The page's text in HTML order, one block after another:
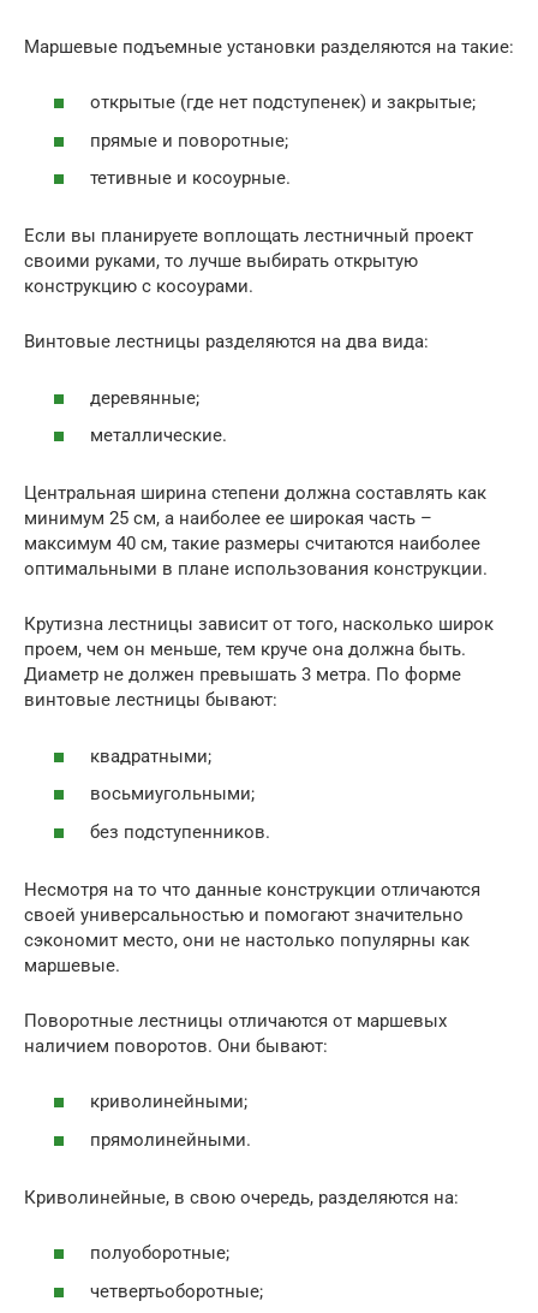
Маршевые подъемные установки разделяются на такие:
открытые (где нет подступенек) и закрытые;
прямые и поворотные;
тетивные и косоурные.
Если вы планируете воплощать лестничный проект
своими руками, то лучше выбирать открытую
конструкцию с косоурами.
Винтовые лестницы разделяются на два вида:
деревянные;
металлические.
Центральная ширина степени должна составлять как
минимум 25 см, а наиболее ее широкая часть –
максимум 40 см, такие размеры считаются наиболее
оптимальными в плане использования конструкции.
Крутизна лестницы зависит от того, насколько широк
проем, чем он меньше, тем круче она должна быть.
Диаметр не должен превышать 3 метра. По форме
винтовые лестницы бывают:
квадратными;
восьмиугольными;
без подступенников.
Несмотря на то что данные конструкции отличаются
своей универсальностью и помогают значительно
сэкономит место, они не настолько популярны как
маршевые.
Поворотные лестницы отличаются от маршевых
наличием поворотов. Они бывают:
криволинейными;
прямолинейными.
Криволинейные, в свою очередь, разделяются на:
полуоборотные;
четвертьоборотные;